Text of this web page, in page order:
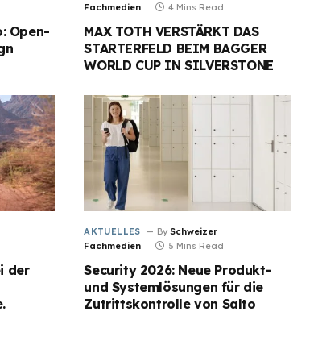
Open-
Fachmedien
4 Mins Read
MAX TOTH VERSTÄRKT DAS
STARTERFELD BEIM BAGGER
WORLD CUP IN SILVERSTONE
der
AKTUELLES By Schweizer
Fachmedien
5 Mins Read
Security 2026: Neue Produkt-
und Systemlösungen für die
Zutrittskontrolle von Salto